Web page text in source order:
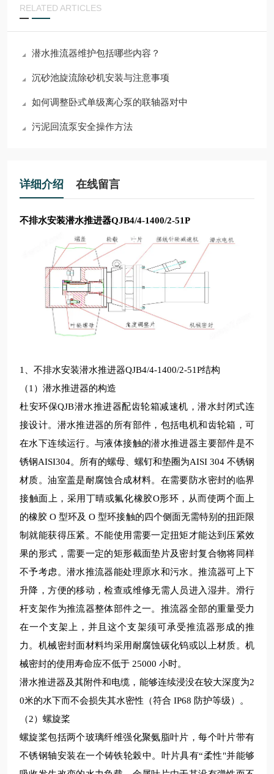
RELATED ARTICLES
潜水推流器维护包括哪些内容？
沉砂池旋流除砂机安装与注意事项
如何调整卧式单级离心泵的联轴器对中
污泥回流泵安全操作方法
详细介绍 在线留言
不排水安装潜水推进器QJB4/4-1400/2-51P
1、不排水安装潜水推进器QJB4/4-1400/2-51P结构
（1） 潜水推进器的构造
杜安环保QJB潜水推进器配齿轮箱减速机，潜水封闭式连
接设计。潜水推进器的所有部件，包括电机和齿轮箱，可
在水下连续运行。与液体接触的潜水推进器主要部件是不
锈钢AISI304。所有的螺母、螺钉和垫圈为AISI 304 不锈钢
材质。油室盖是耐腐蚀合成材料。在需要防水密封的临界
接触面上，采用丁晴或氟化橡胶O形环，从而使两个面上
的橡胶 O 型环及 O 型环接触的四个侧面无需特别的扭距限
制就能获得压紧。不能使用需要一定扭矩才能达到压紧效
果的形式，需要一定的矩形截面垫片及密封复合物将同样
不予考虑。 潜水推流器能处理原水和污水。推流器可上下
升降，方便的移动，检查或维修无需人员进入湿井。滑行
杆支架作为推流器整体部件之一。推流器全部的重量受力
在一个支架上，并且这个支架须可承受推流器形成的推
力。机械密封面材料均采用耐腐蚀碳化钨或以上材质。机
械密封的使用寿命应不低于 25000 小时。
潜水推进器及其附件和电缆，能够连续浸没在较大深度为2
0米的水下而不会损失其水密性（符合 IP68 防护等级）。
（2）螺旋桨
螺旋桨包括两个玻璃纤维强化聚氨脂叶片，每个叶片带有
不锈钢轴安装在一个铸铁轮榖中。叶片具有“柔性"并能够